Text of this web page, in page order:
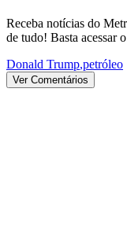
Receba notícias do
de tudo! Basta acessar o
Donald Trump,petróleo
Ver Comentários